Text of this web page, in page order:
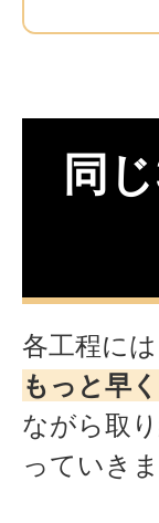
同
各工程に
もっと早
ながら取
っていきま